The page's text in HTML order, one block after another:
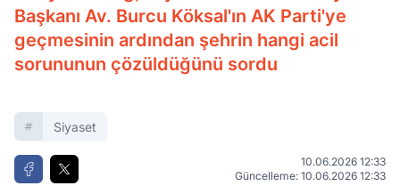
Başkanı Av. Burcu Köksal'ın AK Parti'ye
geçmesinin ardından şehrin hangi acil
sorununun çözüldüğünü sordu
Siyaset
10.06.2026 12:33
Güncelleme: 10.06.2026 12:33